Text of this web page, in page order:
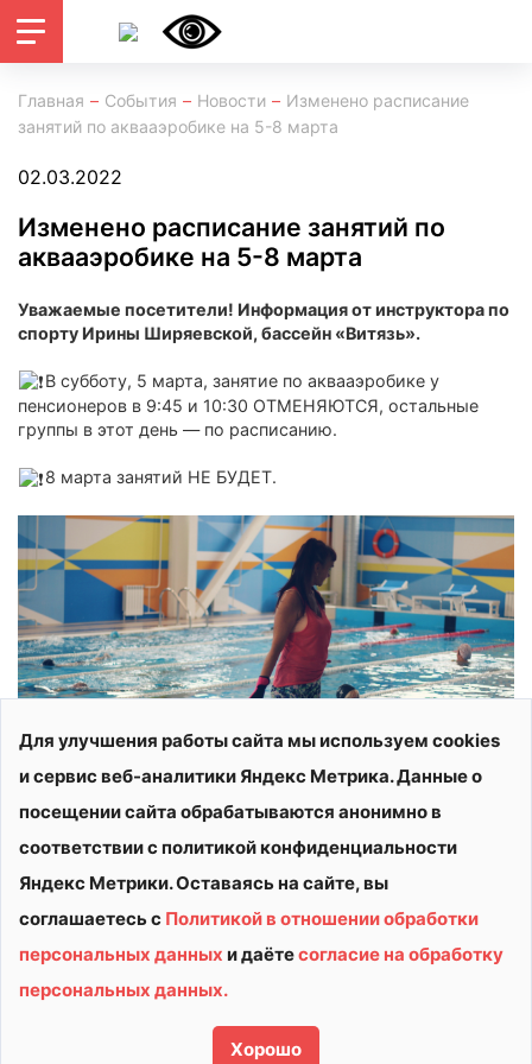
Главная События Новости
Изменено расписание
занятий по аквааэробике на 5-8 марта
02.03.2022
Изменено расписание занятий по
аквааэробике на 5-8 марта
Уважаемые посетители! Информация от инструктора по
спорту Ирины Ширяевской, бассейн «Витязь».
В субботу, 5 марта, занятие по аквааэробике у
пенсионеров в 9:45 и 10:30 ОТМЕНЯЮТСЯ, остальные
группы в этот день — по расписанию.
8 марта занятий НЕ БУДЕТ.
© 2026 АУ ДО ВО «СШОР «ВИТЯЗЬ»
Политика конфиденциальности
Для улучшения работы сайта мы используем cookies
и сервис веб-аналитики Яндекс Метрика. Данные о
посещении сайта обрабатываются анонимно в
соответствии с политикой конфиденциальности
Яндекс Метрики. Оставаясь на сайте, вы
соглашаетесь с Политикой в отношении обработки
персональных данных и даётесогласие на обработку
персональных данных.
Хорошо